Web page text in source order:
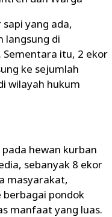
yang ada,
langsung di
Sementara itu, 2 ekor
ke sejumlah
wilayah hukum
hewan kurban
sebanyak 8 ekor
masyarakat,
berbagai pondok
manfaat yang luas.